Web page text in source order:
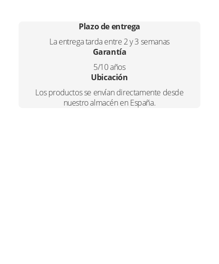
Plazo de entrega
La entrega tarda entre 2 y 3 semanas
Garantía
5/10 años
Ubicación
Los productos se envían directamente desde
nuestro almacén en España.